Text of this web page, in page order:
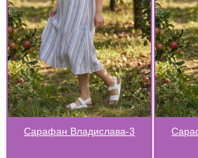
Сарафан Владислава-3